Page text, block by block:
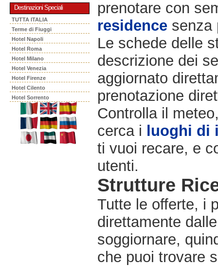
Destinazioni Speciali
TUTTA ITALIA
Terme di Fiuggi
Hotel Napoli
Hotel Roma
Hotel Milano
Hotel Venezia
Hotel Firenze
Hotel Cilento
Hotel Sorrento
prenotare con
residence senza
Le schede delle
descrizione dei
aggiornato
prenotazione
Controlla il
cerca i
luoghi di
ti vuoi recare, e
utenti.
Strutture
Tutte le offerte, i
direttamente
soggiornare,
che puoi trovare